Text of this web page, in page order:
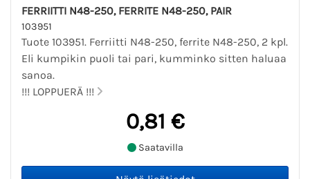
FERRIITTI N48-250, FERRITE N48-250, PAIR
103951
Tuote 103951. Ferriitti N48-250, ferrite N48-250, 2 kpl.
Eli kumpikin puoli tai pari, kumminko sitten haluaa
sanoa.
!!! LOPPUERÄ !!!
0,81 €
Saatavilla